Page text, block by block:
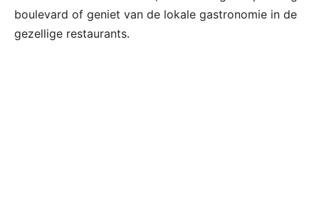
boulevard of geniet van de lokale gastronomie in de
gezellige restaurants.